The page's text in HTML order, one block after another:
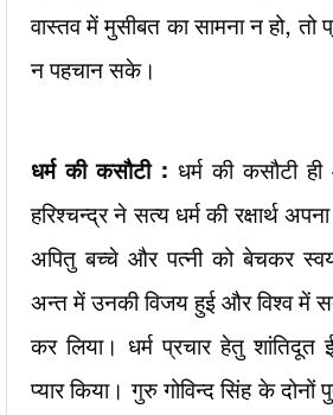
वास्तव में मुसीबत का सामना न हो, तो
न पहचान सके।
धर्म की कसौटी : धर्म की कसौटी
हरिश्चन्द्र ने सत्य धर्म की रक्षार्थ
अपितु बच्चे और पत्नी को बेचकर
अन्त में उनकी विजय हुई और विश्व में
कर लिया। धर्म प्रचार हेतु
प्यार किया। गुरु गोविन्द सिंह के दोनों